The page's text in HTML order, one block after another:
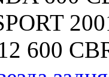
600